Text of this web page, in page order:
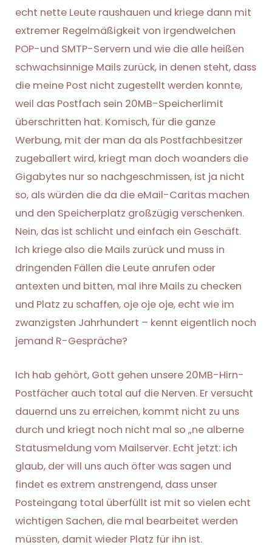
echt nette Leute raushauen und kriege dann mit
extremer Regelmäßigkeit von irgendwelchen
POP-und SMTP-Servern und wie die alle heißen
schwachsinnige Mails zurück, in denen steht, dass
die meine Post nicht zugestellt werden konnte,
weil das Postfach sein 20MB-Speicherlimit
überschritten hat. Komisch, für die ganze
Werbung, mit der man da als Postfachbesitzer
zugeballert wird, kriegt man doch woanders die
Gigabytes nur so nachgeschmissen, ist ja nicht
so, als würden die da die eMail-Caritas machen
und den Speicherplatz großzügig verschenken.
Nein, das ist schlicht und einfach ein Geschäft.
Ich kriege also die Mails zurück und muss in
dringenden Fällen die Leute anrufen oder
antexten und bitten, mal ihre Mails zu checken
und Platz zu schaffen, oje oje oje, echt wie im
zwanzigsten Jahrhundert – kennt eigentlich noch
jemand R-Gespräche?
Ich hab gehört, Gott gehen unsere 20MB-Hirn-
Postfächer auch total auf die Nerven. Er versucht
dauernd uns zu erreichen, kommt nicht zu uns
durch und kriegt noch nicht mal so „ne alberne
Statusmeldung vom Mailserver. Echt jetzt: ich
glaub, der will uns auch öfter was sagen und
findet es extrem anstrengend, dass unser
Posteingang total überfüllt ist mit so vielen echt
wichtigen Sachen, die mal bearbeitet werden
müssten, damit wieder Platz für ihn ist.